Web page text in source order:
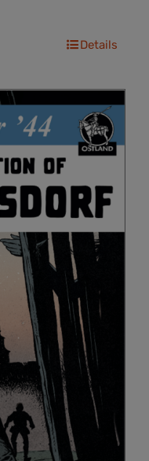
Details